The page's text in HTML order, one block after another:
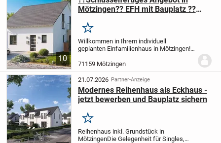
10
Mötzingen?? EFH mit Bauplatz ??
Merken
Willkommen in Ihrem individuell
geplanten Einfamilienhaus in Mötzingen!
und einem großzügigen Grundstück von
500 m² Ihr ganz persönliches
Wohnparadies. Mit 4...
71159 Mötzingen
21.07.2026 Partner-Anzeige
Modernes Reihenhaus als Eckhaus -
jetzt bewerben und Bauplatz sichern
Merken
Reihenhaus inkl. Grundstück in
MötzingenDie Gelegenheit für Singles,